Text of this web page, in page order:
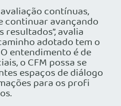
contínuas,
continuar avançando
resultados”, avalia
adotado tem o
entendimento é de
o CFM possa se
espaços de diálogo
para os profi